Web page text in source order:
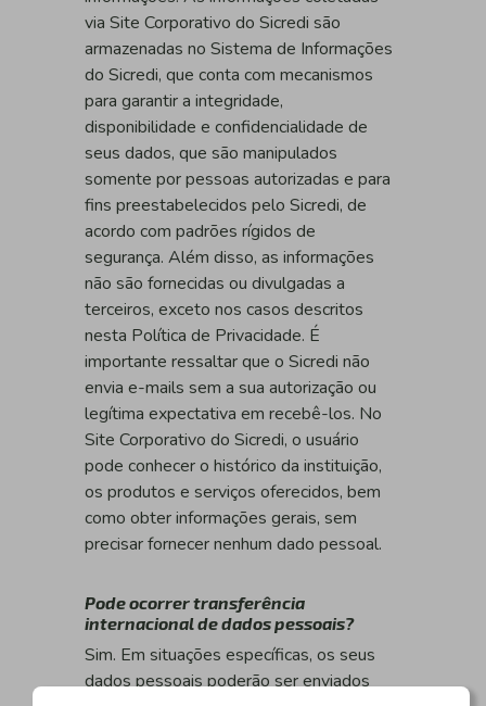
via Site Corporativo do Sicredi são
armazenadas no Sistema de Informações
do Sicredi, que conta com mecanismos
para garantir a integridade,
disponibilidade e confidencialidade de
seus dados, que são manipulados
somente por pessoas autorizadas e para
fins preestabelecidos pelo Sicredi, de
acordo com padrões rígidos de
segurança. Além disso, as informações
não são fornecidas ou divulgadas a
terceiros, exceto nos casos descritos
nesta Política de Privacidade. É
importante ressaltar que o Sicredi não
envia e-mails sem a sua autorização ou
legítima expectativa em recebê-los. No
Site Corporativo do Sicredi, o usuário
pode conhecer o histórico da instituição,
os produtos e serviços oferecidos, bem
como obter informações gerais, sem
precisar fornecer nenhum dado pessoal.
Pode ocorrer transferência
internacional de dados pessoais?
Sim. Em situações específicas, os seus
dados pessoais poderão ser enviados